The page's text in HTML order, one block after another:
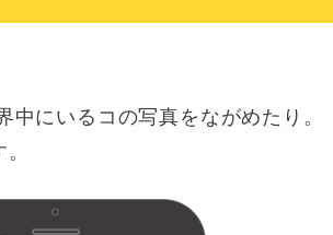
中にいるコの写真をながめたり。